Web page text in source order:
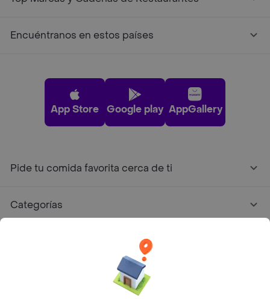
Encuéntranos en estos países
App Store Google play AppGallery
Pide tu comida favorita cerca de ti
Categorías